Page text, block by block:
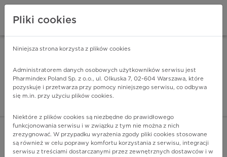
Pharmindex - lider
ZALOGUJ SIĘ
Pliki cookies
Niniejsza strona korzysta z plików cookies
Administratorem danych osobowych użytkowników serwisu jest
Pharmindex Poland Sp. z o.o., ul. Olkuska 7, 02-604 Warszawa, które
pozyskuje i przetwarza przy pomocy niniejszego serwisu, co odbywa
się m.in. przy użyciu plików cookies.
Niektóre z plików cookies są niezbędne do prawidłowego
funkcjonowania serwisu i w związku z tym nie można z nich
zrezygnować. W przypadku wyrażenia zgody pliki cookies stosowane
są również w celu poprawy komfortu korzystania z serwisu, integracji
serwisu z treściami dostarczanymi przez zewnętrznych dostawców i w
ZA DARMO - w Google Play INSTALUJ